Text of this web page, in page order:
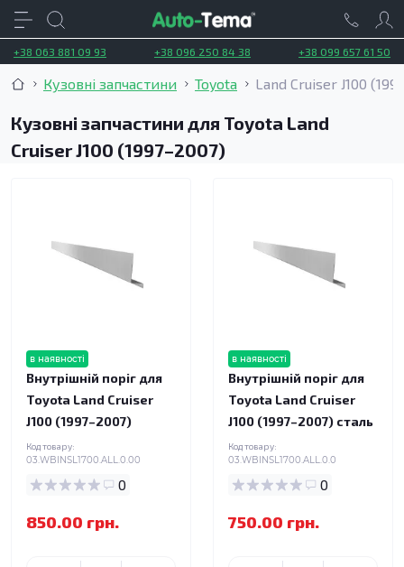
+38 063 881 09 93 +38 096 250 84 38 +38 099 657 61 50
Кузовні запчастини Toyota Land Cruiser J100
Кузовні запчастини для Toyota Land
Cruiser J100 (1997–2007)
в наявності
Внутрішній поріг для
Toyota Land Cruiser
J100 (1997–2007)
Код товару:
03.WBINSL1700.ALL.0.00
0
850.00 грн.
в наявності
Внутрішній поріг для
Toyota Land Cruiser
J100 (1997–2007) сталь
Код товару:
03.WBINSL1700.ALL.0.0
0
750.00 грн.